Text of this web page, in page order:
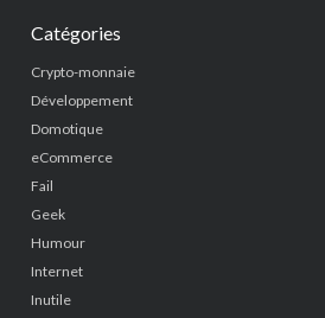
Catégories
Crypto-monnaie
Développement
Domotique
eCommerce
Fail
Geek
Humour
Internet
Inutile